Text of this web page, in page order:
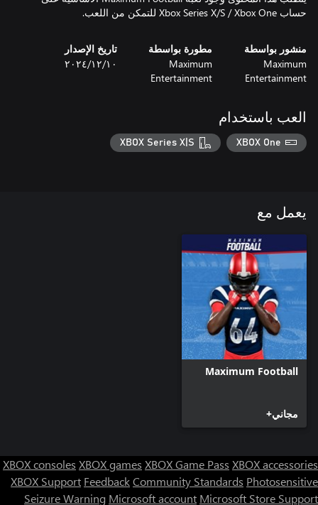
حساب Xbox Series X/S / Xbox One للتمكن من اللعب.
منشور بواسطة
Maximum
Entertainment
مطورة بواسطة
Maximum
Entertainment
تاريخ الإصدار
١٠‏/١٢‏/٢٠٢٤
العب باستخدام
XBOX One
XBOX Series X|S
يعمل مع
Maximum Football
مجاني+
XBOX consoles XBOX games XBOX Game Pass XBOX accessories
XBOX Support FeedbackCommunity Standards Photosensitive
Seizure Warning Microsoft account Microsoft Store Support